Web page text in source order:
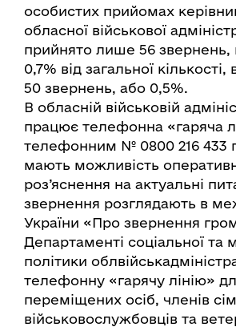
особистих прийомах
обласної військової
прийнято лише 56 звернень,
0,7% від загальної кількості,
50 звернень, або 0,5%.
В обласній військовій
працює телефонна «гаряча
телефонним № 0800 216 433
мають можливість
роз’яснення на актуальні
звернення розглядають в
України «Про звернення
Департаменті соціальної та
політики
телефонну «гарячу лінію»
переміщених осіб, членів
військовослужбовців та